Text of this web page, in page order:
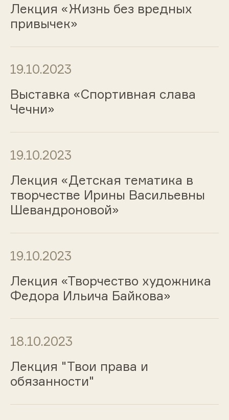
Лекция «Жизнь без вредных
привычек»
19.10.2023
Выставка «Спортивная слава
Чечни»
19.10.2023
Лекция «Детская тематика в
творчестве Ирины Васильевны
Шевандроновой»
19.10.2023
Лекция «Творчество художника
Федора Ильича Байкова»
18.10.2023
Лекция "Твои права и
обязанности"